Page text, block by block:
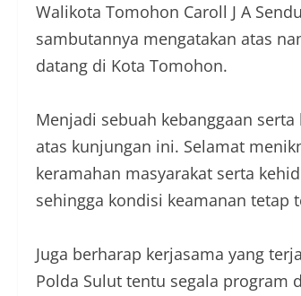
Walikota Tomohon Caroll J A
sambutannya mengatakan atas
datang di Kota Tomohon.
Menjadi sebuah kebanggaan
atas kunjungan ini. Selamat
keramahan masyarakat serta
sehingga kondisi keamanan tetap
Juga berharap kerjasama yang
Polda Sulut tentu segala program